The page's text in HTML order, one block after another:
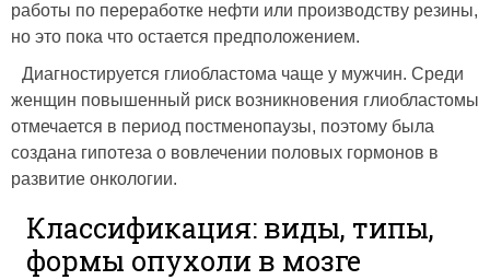
работы по переработке нефти или производству резины,
но это пока что остается предположением.
Диагностируется глиобластома чаще у мужчин. Среди
женщин повышенный риск возникновения глиобластомы
отмечается в период постменопаузы, поэтому была
создана гипотеза о вовлечении половых гормонов в
развитие онкологии.
Классификация: виды, типы,
формы опухоли в мозге